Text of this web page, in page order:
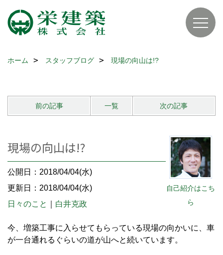
ホーム スタッフブログ 現場の向山は!?
前の記事 一覧 次の記事
自己紹介はこち
ら
現場の向山は!?
公開日：2018/04/04(水)
更新日：2018/04/04(水)
日々のこと
白井克政
今、増築工事に入らせてもらっている現場の向かいに、車
が一台通れるぐらいの道が山へと続いています。